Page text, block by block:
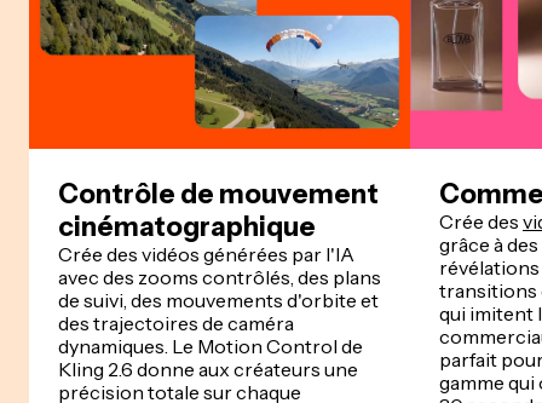
Contrôle de mouvement
cinématographique
Crée des vidéos générées par l'IA
avec des zooms contrôlés, des plans
de suivi, des mouvements d'orbite et
des trajectoires de caméra
dynamiques. Le Motion Control de
Kling 2.6 donne aux créateurs une
précision totale sur chaque
Crée des
grâce à
transitions
qui imitent
parfait
gamme qui